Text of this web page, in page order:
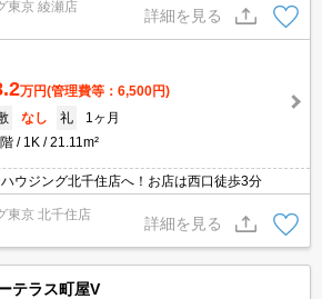
東京 綾瀬店
詳細を見る
万円(管理費等：6,500円)
なし 礼
1ヶ月
1K 21.11m²
ウジング北千住店へ！お店は西口徒歩3分
東京 北千住店
詳細を見る
テラス町屋V